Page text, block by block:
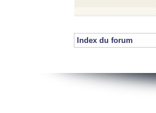
Index du forum